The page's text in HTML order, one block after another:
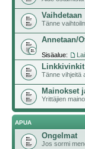
Vaihdetaan
Tänne
Annetaan/
Sisäalue:
Linkkivinkit
Tänne vihjeitä
Mainokset
Yrittäjien
APUA
Ongelmat
Jos sormi